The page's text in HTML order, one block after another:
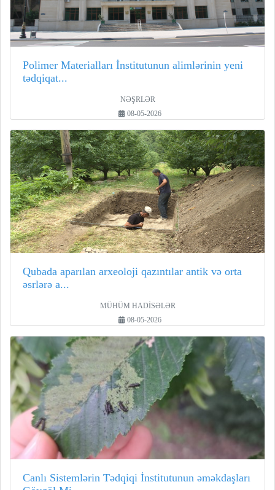
Polimer Materialları İnstitutunun alimlərinin yeni
tədqiqat...
NƏŞRLƏR
08-05-2026
Qubada aparılan arxeoloji qazıntılar antik və orta
əsrlərə a...
MÜHÜM HADİSƏLƏR
08-05-2026
Canlı Sistemlərin Tədqiqi İnstitutunun əməkdaşları